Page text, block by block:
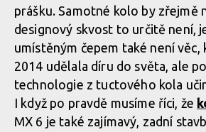
prášku. Samotné kolo by zřejmě
designový skvost to určitě není,
umístěným čepem také není věc,
2014 udělala díru do světa, ale
technologie z tuctového kola
I když po pravdě musíme říci, že
MX 6 je také zajímavý, zadní